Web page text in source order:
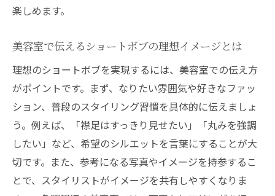
楽しめます。
美容室で伝えるショートボブの理想イメージとは
理想のショートボブを実現するには、美容室での伝え方
がポイントです。まず、なりたい雰囲気や好きなファッ
ション、普段のスタイリング習慣を具体的に伝えましょ
う。例えば、「襟足はすっきり見せたい」「丸みを強調
したい」など、希望のシルエットを言葉にすることが大
切です。また、参考になる写真やイメージを持参するこ
とで、スタイリストがイメージを共有しやすくなりま